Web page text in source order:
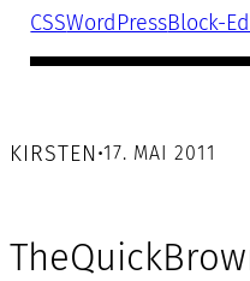
CSSWordPressBlock-
KIRSTEN•17. MAI 2011